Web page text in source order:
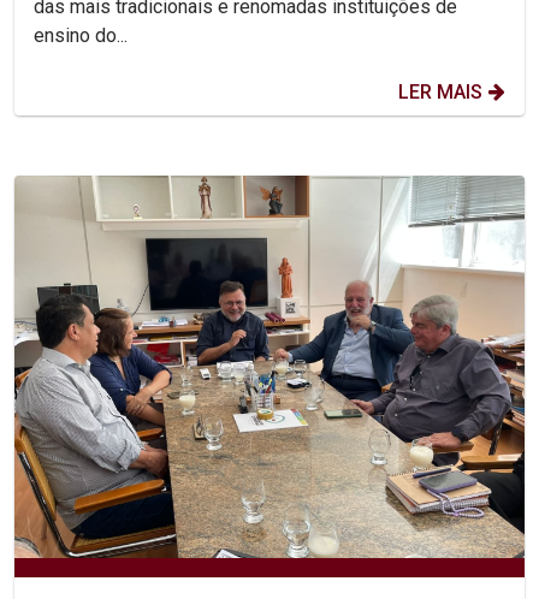
das mais tradicionais e renomadas instituições de
ensino do...
LER MAIS